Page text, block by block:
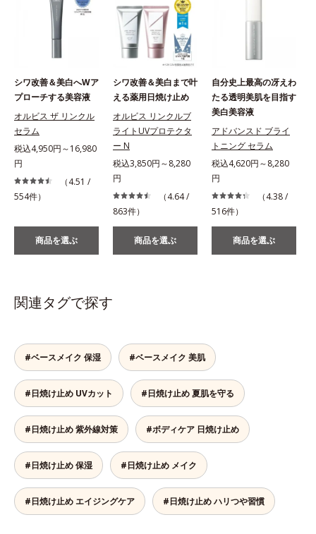
シワ改善＆美白へWア
プローチする美容液
オルビス ザ リンクル
セラム
税込4,950円～16,980
円
（4.51 /
554件）
商品を選ぶ
シワ改善＆美白まで叶
える薬用日焼け止め
オルビス リンクルブ
ライトUVプロテクタ
ー N
税込3,850円～8,280
円
（4.64 /
863件）
商品を選ぶ
自分史上最高の冴えわ
たる透明美肌を目指す
美白美容液
アドバンスド ブライ
トニング セラム
税込4,620円～8,280
円
（4.38 /
516件）
商品を選ぶ
関連タグで探す
#ベースメイク 保湿 #ベースメイク 美肌
#日焼け止め UVカット #日焼け止め 夏肌を守る
#日焼け止め 紫外線対策 #ボディケア 日焼け止め
#日焼け止め 保湿 #日焼け止め メイク
#日焼け止め エイジングケア #日焼け止め ハリつや習慣